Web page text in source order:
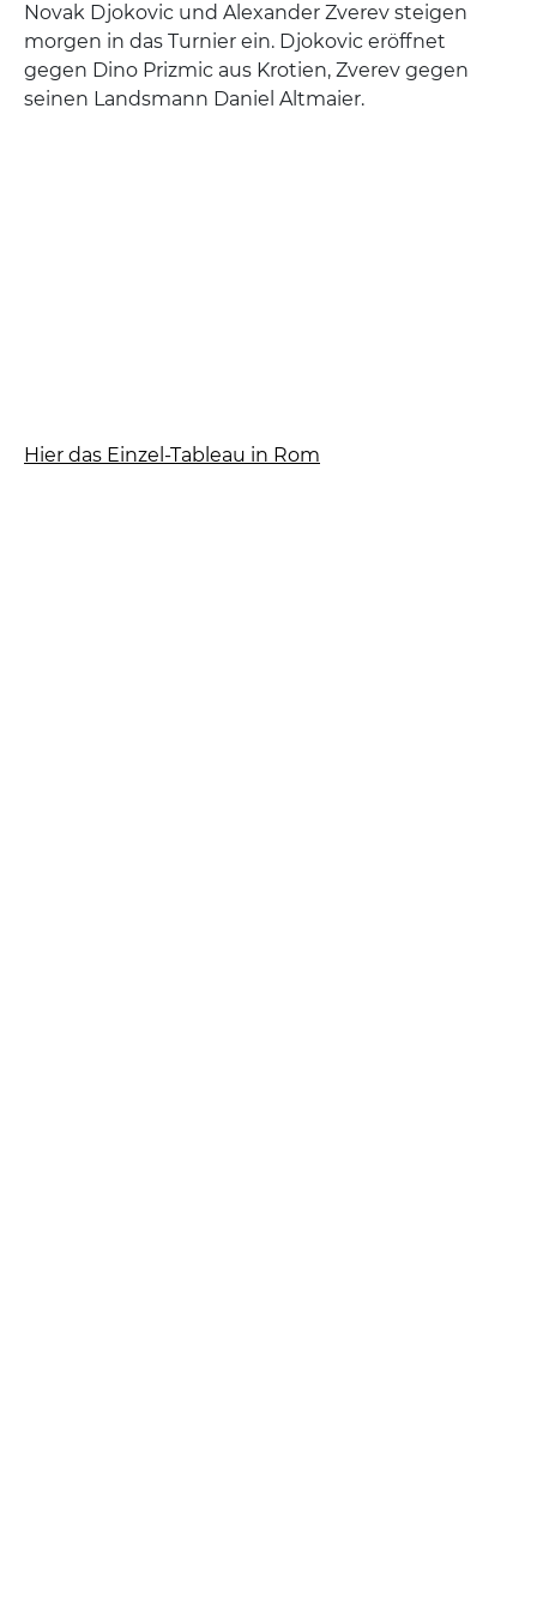
Novak Djokovic und Alexander Zverev steigen
morgen in das Turnier ein. Djokovic eröffnet
gegen Dino Prizmic aus Krotien, Zverev gegen
seinen Landsmann Daniel Altmaier.
Hier das Einzel-Tableau in Rom